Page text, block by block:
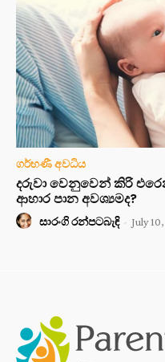
ගර්භණී අවධිය
දරුවා වෙනුවෙන් කිරි
ආහාර පාන අවශ්‍යමද?
සාරංගි රන්පටබැඳි - July